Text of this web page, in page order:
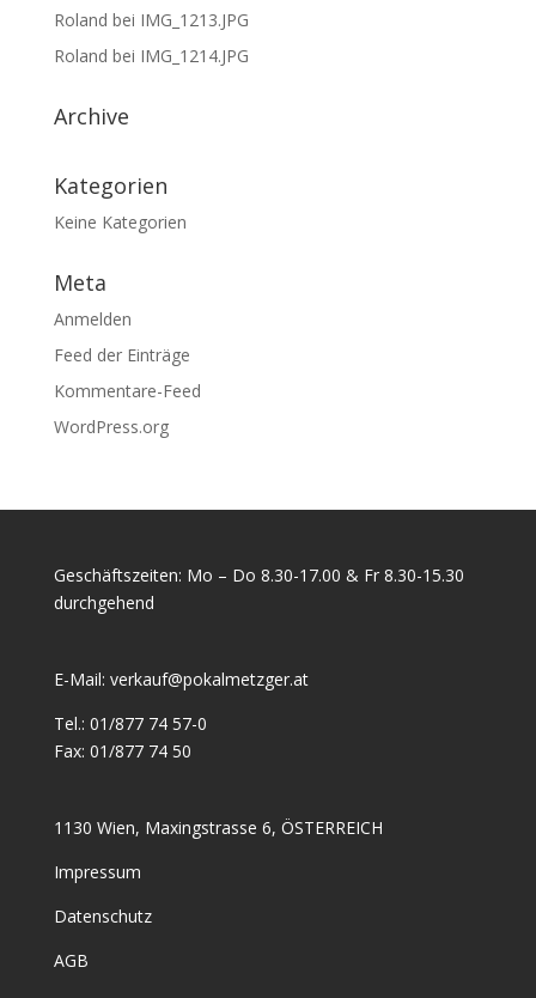
Roland bei IMG_1213.JPG
Roland bei IMG_1214.JPG
Archive
Kategorien
Keine Kategorien
Meta
Anmelden
Feed der Einträge
Kommentare-Feed
WordPress.org
Geschäftszeiten: Mo – Do 8.30-17.00 & Fr 8.30-15.30
durchgehend
E-Mail: verkauf@pokalmetzger.at
Tel.: 01/877 74 57-0
Fax: 01/877 74 50
1130 Wien, Maxingstrasse 6, ÖSTERREICH
Impressum
Datenschutz
AGB